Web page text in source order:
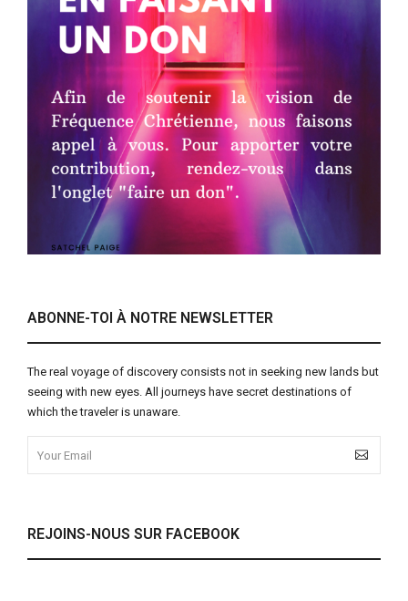
ABONNE-TOI À NOTRE NEWSLETTER
The real voyage of discovery consists not in seeking new lands but
seeing with new eyes. All journeys have secret destinations of
which the traveler is unaware.
REJOINS-NOUS SUR FACEBOOK